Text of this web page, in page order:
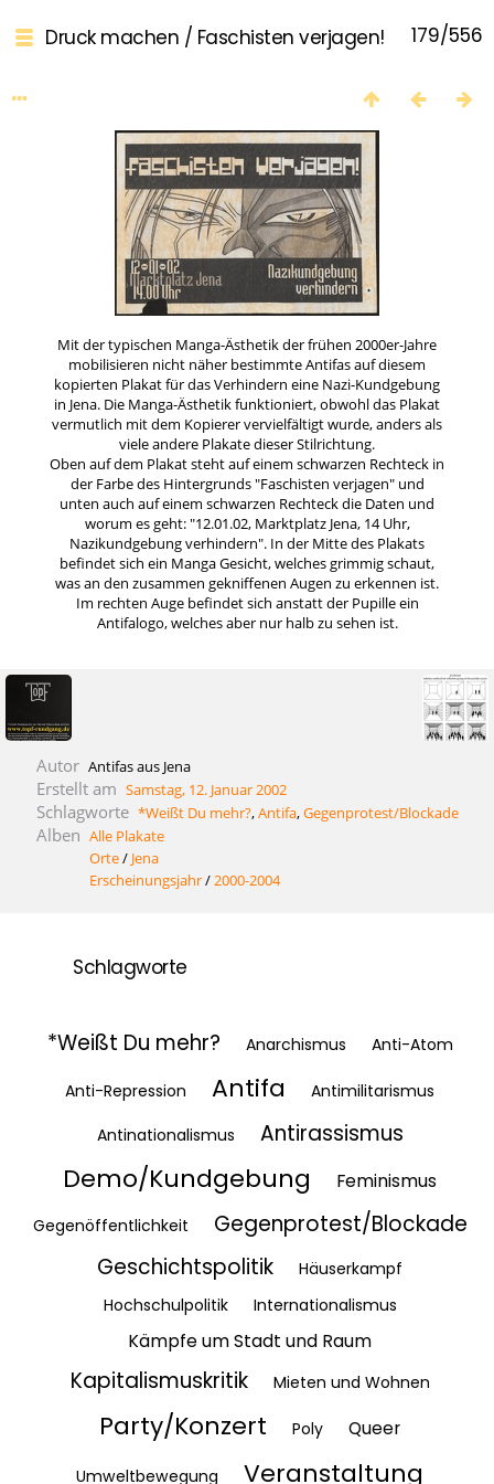
179/556
Druck machen / Faschisten verjagen!
Mit der typischen Manga-Ästhetik der frühen 2000er-Jahre
mobilisieren nicht näher bestimmte Antifas auf diesem
kopierten Plakat für das Verhindern eine Nazi-Kundgebung
in Jena. Die Manga-Ästhetik funktioniert, obwohl das Plakat
vermutlich mit dem Kopierer vervielfältigt wurde, anders als
viele andere Plakate dieser Stilrichtung.
Oben auf dem Plakat steht auf einem schwarzen Rechteck in
der Farbe des Hintergrunds "Faschisten verjagen" und
unten auch auf einem schwarzen Rechteck die Daten und
worum es geht: "12.01.02, Marktplatz Jena, 14 Uhr,
Nazikundgebung verhindern". In der Mitte des Plakats
befindet sich ein Manga Gesicht, welches grimmig schaut,
was an den zusammen gekniffenen Augen zu erkennen ist.
Im rechten Auge befindet sich anstatt der Pupille ein
Antifalogo, welches aber nur halb zu sehen ist.
Autor Antifas aus Jena
Erstellt am Samstag, 12. Januar 2002
Schlagworte *Weißt Du mehr?,Antifa,Gegenprotest/Blockade
Alben Alle Plakate
Orte/ Jena
Erscheinungsjahr/2000-2004
Schlagworte
*Weißt Du mehr? Anarchismus Anti-Atom
Anti-Repression Antifa
Antimilitarismus
Antinationalismus
Antirassismus
Demo/Kundgebung Feminismus
Gegenöffentlichkeit
Gegenprotest/Blockade
Geschichtspolitik
Häuserkampf
Hochschulpolitik
Internationalismus
Kämpfe um Stadt und Raum
Kapitalismuskritik Mieten und Wohnen
Party/Konzert Poly Queer
Umweltbewegung Veranstaltung